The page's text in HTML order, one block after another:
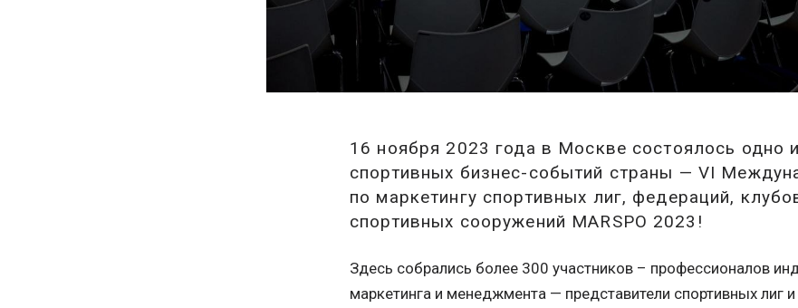
16 ноября 2023 года в Москве состоялось одно
спортивных бизнес-событий страны — VI
по маркетингу спортивных лиг, федераций,
спортивных сооружений MARSPO 2023!
Здесь собрались более 300 участников – профессионалов
маркетинга и менеджмента — представители спортивных лиг